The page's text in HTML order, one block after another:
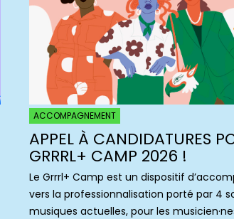
ACCOMPAGNEMENT
APPEL À CANDIDATURES
GRRRL+ CAMP 2026 !
Le Grrrl+ Camp est un dispositif
vers la professionnalisation porté par 4
musiques actuelles, pour les